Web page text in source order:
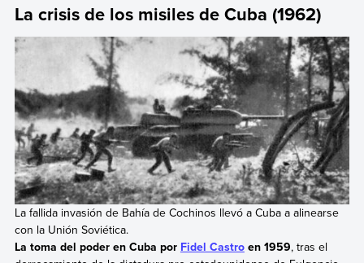
La crisis de los misiles de Cuba (1962)
La fallida invasión de Bahía de Cochinos llevó a Cuba a alinearse
con la Unión Soviética.
La toma del poder en Cuba por Fidel Castroen 1959, tras el